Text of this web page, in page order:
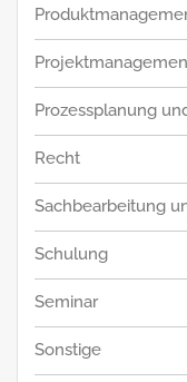
Prozessplanung
Recht
Sachbearbeitung
Schulung
Seminar
Sonstige